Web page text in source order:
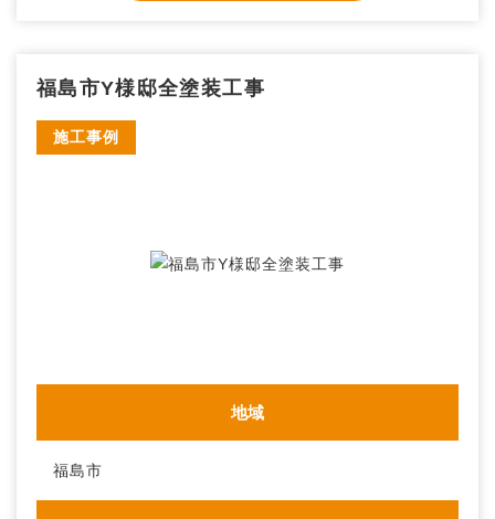
福島市Y様邸全塗装工事
施工事例
地域
福島市